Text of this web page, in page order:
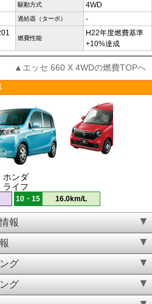
駆動方式 4WD
過給器（ターボ） -
燃費性能
H22年度燃費基準
+10%達成
▲エッセ 660 X 4WDの燃費TOPへ
ホンダ
ライフ
10・15 16.0km/L
報
グ
グ